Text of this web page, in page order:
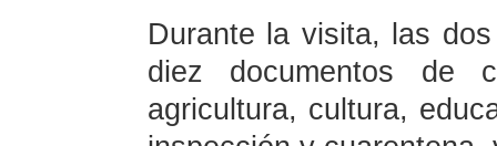
Durante la visita, las
diez documentos de
agricultura, cultura,